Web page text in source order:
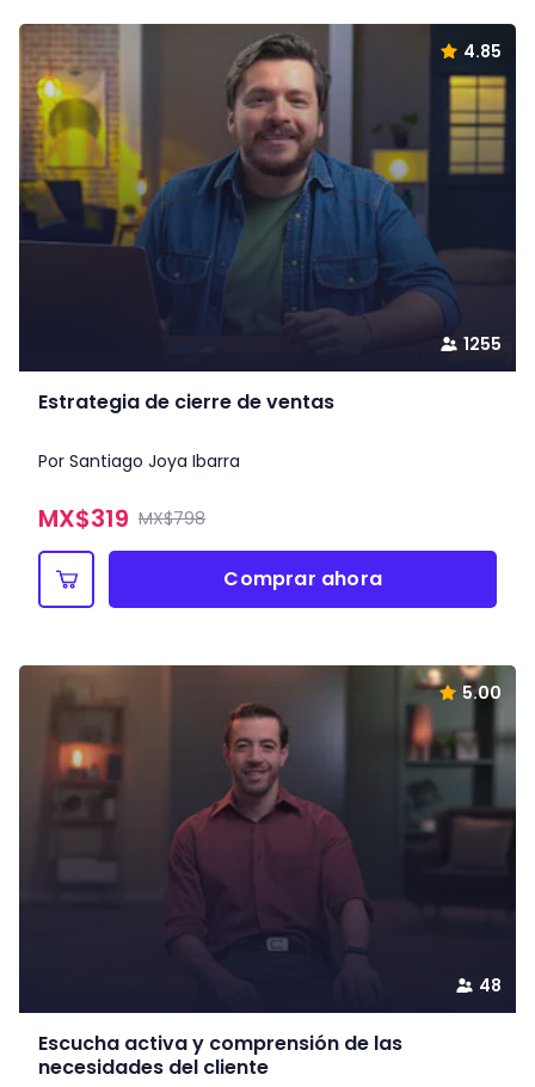
1255
4.85
Estrategia de cierre de ventas
Por Santiago Joya Ibarra
MX$319 MX$798
Comprar ahora
48
5.00
Escucha activa y comprensión de las
necesidades del cliente